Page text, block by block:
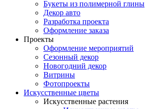
Букеты из полимерной глины
Декор авто
Разработка проекта
Оформление заказа
Проекты
Оформление мероприятий
Сезонный декор
Новогодний декор
Витрины
Фотопроекты
Искусственные цветы
Искусственные растения